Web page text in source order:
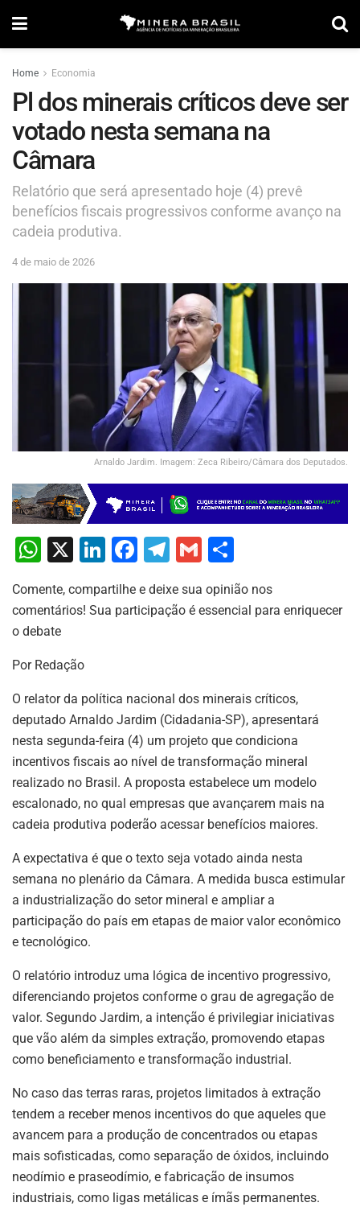
Home Economia
Pl dos minerais críticos deve ser
votado nesta semana na
Câmara
Relatório que será apresentado hoje (4) prevê
benefícios fiscais progressivos conforme avanço na
cadeia produtiva.
4 de maio de 2026
Arnaldo Jardim. Imagem: Zeca Ribeiro/Câmara dos Deputados.
W
at
s
A
p
p
X
Li
k
e
F
c
o
k
T
e
G
ai
h
ar
Comente, compartilhe e deixe sua opinião nos
comentários! Sua participação é essencial para enriquecer
o debate
Por Redação
O relator da política nacional dos minerais críticos,
deputado Arnaldo Jardim (Cidadania-SP), apresentará
nesta segunda-feira (4) um projeto que condiciona
incentivos fiscais ao nível de transformação mineral
realizado no Brasil. A proposta estabelece um modelo
escalonado, no qual empresas que avançarem mais na
cadeia produtiva poderão acessar benefícios maiores.
A expectativa é que o texto seja votado ainda nesta
semana no plenário da Câmara. A medida busca estimular
a industrialização do setor mineral e ampliar a
participação do país em etapas de maior valor econômico
e tecnológico.
O relatório introduz uma lógica de incentivo progressivo,
diferenciando projetos conforme o grau de agregação de
valor. Segundo Jardim, a intenção é privilegiar iniciativas
que vão além da simples extração, promovendo etapas
como beneficiamento e transformação industrial.
No caso das terras raras, projetos limitados à extração
tendem a receber menos incentivos do que aqueles que
avancem para a produção de concentrados ou etapas
mais sofisticadas, como separação de óxidos, incluindo
neodímio e praseodímio, e fabricação de insumos
industriais, como ligas metálicas e ímãs permanentes.